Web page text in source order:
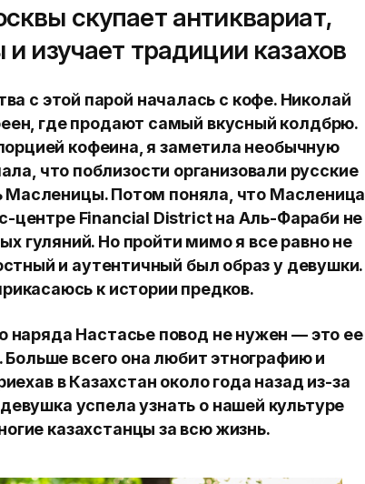
скупает антиквариат,
изучает традиции казахов
с этой парой началась с кофе. Николай
где продают самый вкусный колдбрю.
кофеина, я заметила необычную
что поблизости организовали русские
Масленицы. Потом поняла, что Масленица
центре Financial District на Аль-Фараби не
гуляний. Но пройти мимо я все равно не
и аутентичный был образ у девушки.
к истории предков.
наряда Настасье повод не нужен —это ее
всего она любит этнографию и
в Казахстан около года назад из-за
успела узнать о нашей культуре
казахстанцы за всю жизнь.